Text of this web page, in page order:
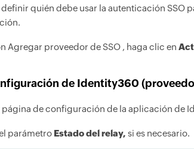
quién debe usar la autenticación SSO
Agregar proveedor de SSO , haga clic en
de Identity360
página de configuración de la aplicación de
parámetro Estado del relay, si es necesario.